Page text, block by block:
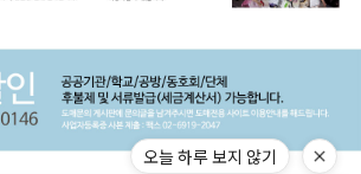
오늘 하루 보지 않기